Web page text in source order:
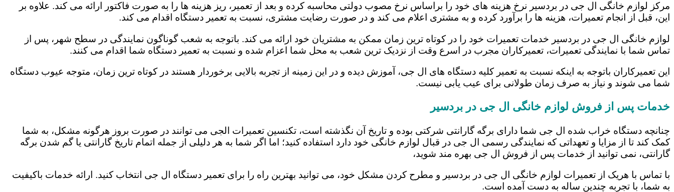
مرکز لوازم خانگی ال جی در بردسیر نرخ هزینه های خود را براساس نرخ مصوب دولتی محاسبه کرده و بعد از تعمیر، ریز هزینه ها را به صورت فاکتور ارائه می کند. علاوه بر
این، قبل از انجام تعمیرات، هزینه ها را برآورد کرده و به مشتری اعلام می کند و در صورت رضایت مشتری، نسبت به تعمیر دستگاه اقدام می کند.
لوازم خانگی ال جی در بردسیر خدمات تعمیرات خود را در کوتاه ترین زمان ممکن به مشتریان خود ارائه می کند. باتوجه به شعب گوناگون نمایندگی در سطح شهر، پس از
تماس شما با نمایندگی تعمیرات، تعمیرکاران مجرب در اسرع وقت از نزدیک ترین شعب به محل شما اعزام شده و نسبت به تعمیر دستگاه شما اقدام می کنند.
این تعمیرکاران باتوجه به اینکه نسبت به تعمیر کلیه دستگاه های ال جی، آموزش دیده و در این زمینه از تجربه بالایی برخوردار هستند در کوتاه ترین زمان، متوجه عیوب دستگاه
شما می شوند و نیاز به صرف زمان طولانی برای عیب یابی نیست.
خدمات پس از فروش لوازم خانگی ال جی در بردسیر
چنانچه دستگاه خراب شده ال جی شما دارای برگه گارانتی شرکتی بوده و تاریخ آن نگذشته است، تکنسین تعمیرات الجی می توانند در صورت بروز هرگونه مشکل، به شما
کمک کند تا از مزایا و تعهداتی که نمایندگی رسمی ال جی در قبال لوازم خانگی خود دارد استفاده کنید؛ اما اگر شما به هر دلیلی از جمله اتمام تاریخ گارانتی یا گم شدن برگه
گارانتی، نمی توانید از خدمات پس از فروش ال جی بهره مند شوید،
با تماس با هریک از تعمیرات لوازم خانگی ال جی در بردسیر و مطرح کردن مشکل خود، می توانید بهترین راه را برای تعمیر دستگاه ال جی انتخاب کنید. ارائه خدمات باکیفیت
به شما، با تجربه چندین ساله به دست آمده است.